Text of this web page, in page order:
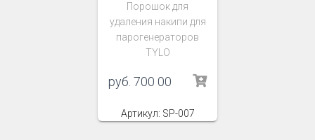
Порошок для
удаления накипи для
парогенераторов
TYLO
руб. 700 00
Артикул: SP-007